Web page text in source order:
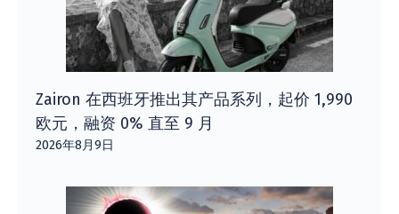
Zairon 在西班牙推出其产品系列，起价 1,990
欧元，融资 0% 直至 9 月
2026年8月9日